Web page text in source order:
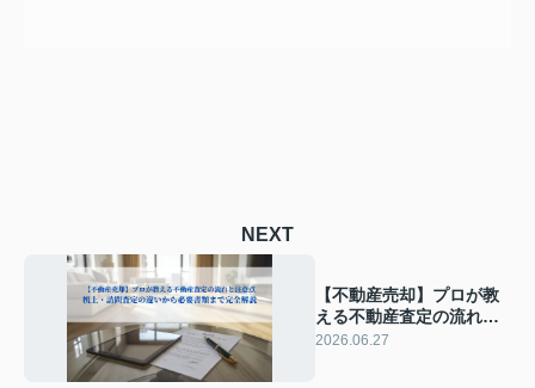
NEXT
【不動産売却】プロが教
える不動産査定の流れと
注意点｜机上・訪問査定
2026.06.27